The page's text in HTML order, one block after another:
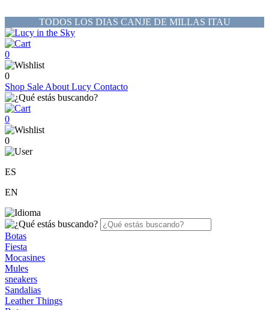
TODOS LOS DIAS CANJE DE MILLAS ITAU
0
0
Shop Sale About Lucy Contacto
0
0
ES
EN
Botas
Fiesta
Mocasines
Mules
sneakers
Sandalias
Leather Things